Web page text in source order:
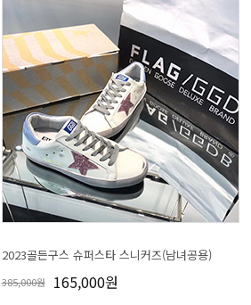
2023골든구스 슈퍼스타 스니커즈(남녀공용)
385,000원 165,000원